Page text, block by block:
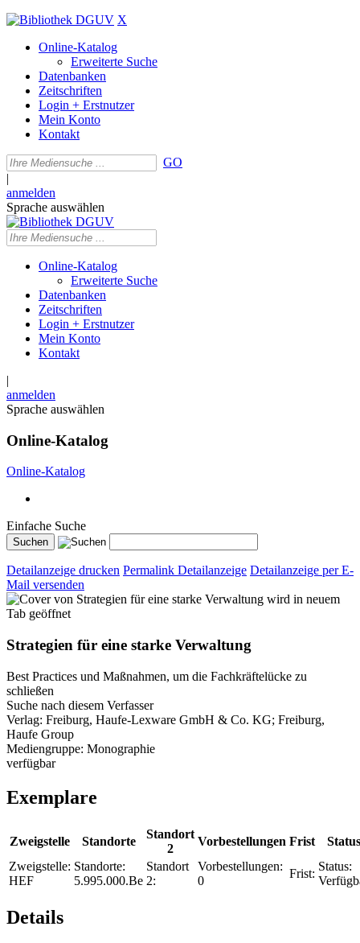
X
Online-Katalog
Erweiterte Suche
Datenbanken
Zeitschriften
Login + Erstnutzer
Mein Konto
Kontakt
GO
|
anmelden
Sprache auswählen
Online-Katalog
Erweiterte Suche
Datenbanken
Zeitschriften
Login + Erstnutzer
Mein Konto
Kontakt
|
anmelden
Sprache auswählen
Online-Katalog
Online-Katalog
Einfache Suche
Detailanzeige drucken Permalink Detailanzeige Detailanzeige per E-
Mail versenden
wird in neuem
Tab geöffnet
Strategien für eine starke Verwaltung
Best Practices und Maßnahmen, um die Fachkräftelücke zu
schließen
Suche nach diesem Verfasser
Verlag: Freiburg, Haufe-Lexware GmbH & Co. KG; Freiburg,
Haufe Group
Mediengruppe: Monographie
verfügbar
Exemplare
Zweigstelle Standorte
Standort
2
Vorbestellungen Frist
Status
Zweigstelle:
HEF
Standorte:
5.995.000.Be
Standort
2:
Vorbestellungen:
0
Frist:
Status:
Details